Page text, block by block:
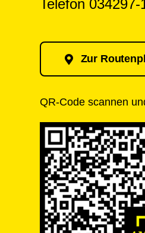
Telefon
Zur
QR-Code scannen